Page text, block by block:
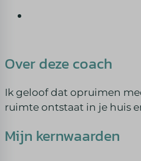
Over deze coach
Ik geloof dat opruimen
ruimte ontstaat in je huis
Mijn kernwaarden